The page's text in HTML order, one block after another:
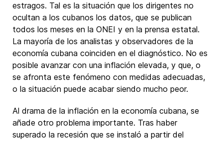
estragos. Tal es la situación que los dirigentes no
ocultan a los cubanos los datos, que se publican
todos los meses en la ONEI y en la prensa estatal.
La mayoría de los analistas y observadores de la
economía cubana coinciden en el diagnóstico. No es
posible avanzar con una inflación elevada, y que, o
se afronta este fenómeno con medidas adecuadas,
o la situación puede acabar siendo mucho peor.
Al drama de la inflación en la economía cubana, se
añade otro problema importante. Tras haber
superado la recesión que se instaló a partir del